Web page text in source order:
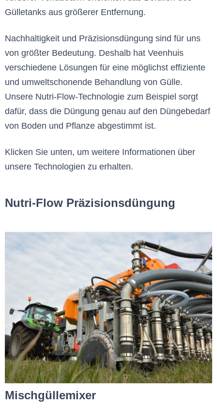
Gülletanks aus größerer Entfernung.
Nachhaltigkeit und Präzisionsdüngung sind für uns
von größter Bedeutung. Deshalb hat Veenhuis
verschiedene Lösungen für eine möglichst effiziente
und umweltschonende Behandlung von Gülle.
Unsere Nutri-Flow-Technologie zum Beispiel sorgt
dafür, dass die Düngung genau auf den Düngebedarf
von Boden und Pflanze abgestimmt ist.
Klicken Sie unten, um weitere Informationen über
unsere Technologien zu erhalten.
Nutri-Flow Präzisionsdüngung
Mischgüllemixer